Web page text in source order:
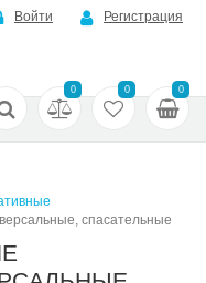
Войти Регистрация
0 0 0
спасательные